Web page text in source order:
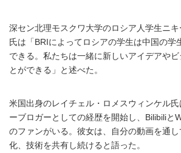
深セン北理モスクワ大学のロシア人学生ニ
氏は「BRIによってロシアの学生は中国の学
できる。私たちは一緒に新しいアイデアや
とができる」と述べた。
米国出身のレイチェル・ロメスウィンケル
ーブロガーとしての経歴を開始し、Bilibiliと
のファンがいる。彼女は、自分の動画を通
化、技術を共有し続けると語った。